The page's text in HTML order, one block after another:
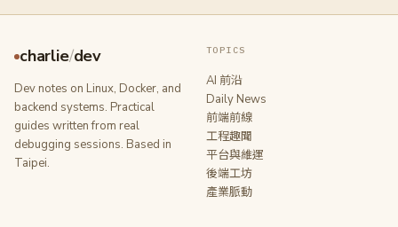
charlie/dev
Dev notes on Linux, Docker, and
backend systems. Practical
guides written from real
debugging sessions. Based in
Taipei.
TOPICS
AI 前沿
Daily News
前端前線
工程趣聞
平台與維運
後端工坊
產業脈動